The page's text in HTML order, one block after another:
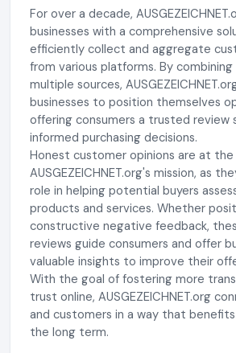
For over a decade,
businesses with a comprehensive
efficiently collect and aggregate
from various platforms. By
multiple sources,
businesses to position themselves
offering consumers a trusted review
informed purchasing decisions.
Honest customer opinions are at
AUSGEZEICHNET.org's mission, as
role in helping potential buyers
products and services. Whether
constructive negative feedback,
reviews guide consumers and offer
valuable insights to improve their
With the goal of fostering more
trust online, AUSGEZEICHNET.org
and customers in a way that
the long term.